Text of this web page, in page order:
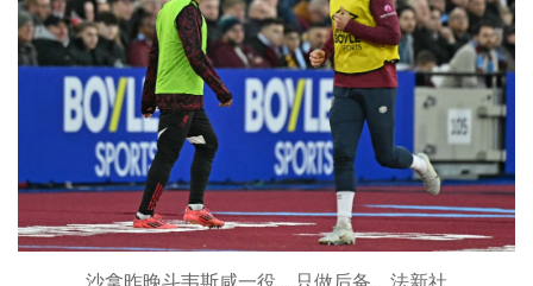
沙拿昨晚斗韦斯咸一役，只做后备。法新社